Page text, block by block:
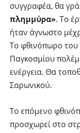
συγγραφέα, θα
πλημμύρα». Το
ήταν άγνωστο
Το φθινόπωρο του
Παγκοσμίου
ενέργεια. Θα
Σαρωνικού.
Το επόμενο
προσχωρεί στο